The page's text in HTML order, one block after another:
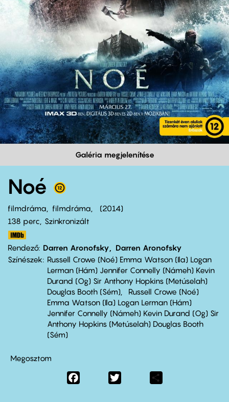
Galéria megjelenítése
Noé
filmdráma filmdráma
2014
138 perc,
Szinkronizált
Rendező Darren Aronofsky
Darren Aronofsky
Színészek
Russell Crowe (Noé) Emma Watson (Ila) Logan
Lerman (Hám) Jennifer Connelly (Námeh) Kevin
Durand (Og) Sir Anthony Hopkins (Metúselah)
Douglas Booth (Sém)
Russell Crowe (Noé)
Emma Watson (Ila) Logan Lerman (Hám)
Jennifer Connelly (Námeh) Kevin Durand (Og) Sir
Anthony Hopkins (Metúselah) Douglas Booth
(Sém)
Megosztom
Facebook